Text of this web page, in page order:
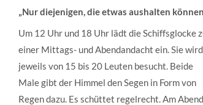
„Nur diejenigen, die etwas aushalten
Um 12 Uhr und 18 Uhr lädt die Schiffsglocke
einer Mittags- und Abendandacht ein. Sie wird
jeweils von 15 bis 20 Leuten besucht. Beide
Male gibt der Himmel den Segen in Form von
Regen dazu. Es schüttet regelrecht. Am Abend